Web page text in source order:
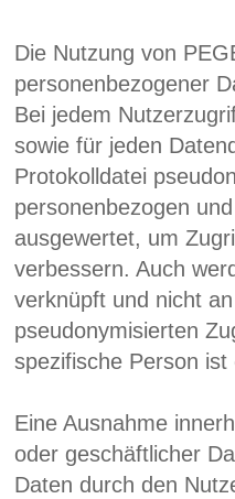
Die Nutzung von
personenbezogener
Bei jedem
sowie für jeden
Protokolldatei
personenbezogen
ausgewertet, um
verbessern. Auch
verknüpft und nicht
pseudonymisierten
spezifische Person
Eine Ausnahme
oder geschäftlicher
Daten durch den